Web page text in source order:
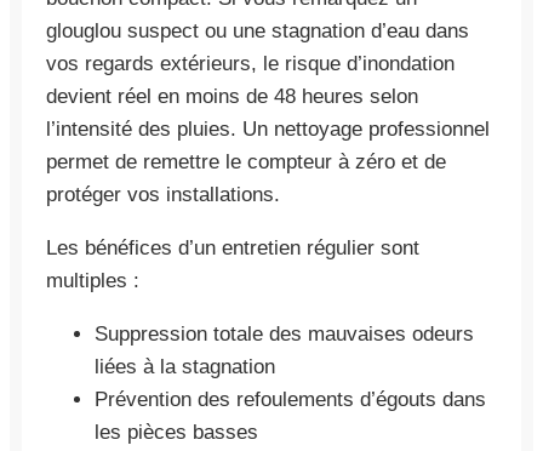
glouglou suspect ou une stagnation d’eau dans
vos regards extérieurs, le risque d’inondation
devient réel en moins de 48 heures selon
l’intensité des pluies. Un nettoyage professionnel
permet de remettre le compteur à zéro et de
protéger vos installations.
Les bénéfices d’un entretien régulier sont
multiples :
Suppression totale des mauvaises odeurs
liées à la stagnation
Prévention des refoulements d’égouts dans
les pièces basses